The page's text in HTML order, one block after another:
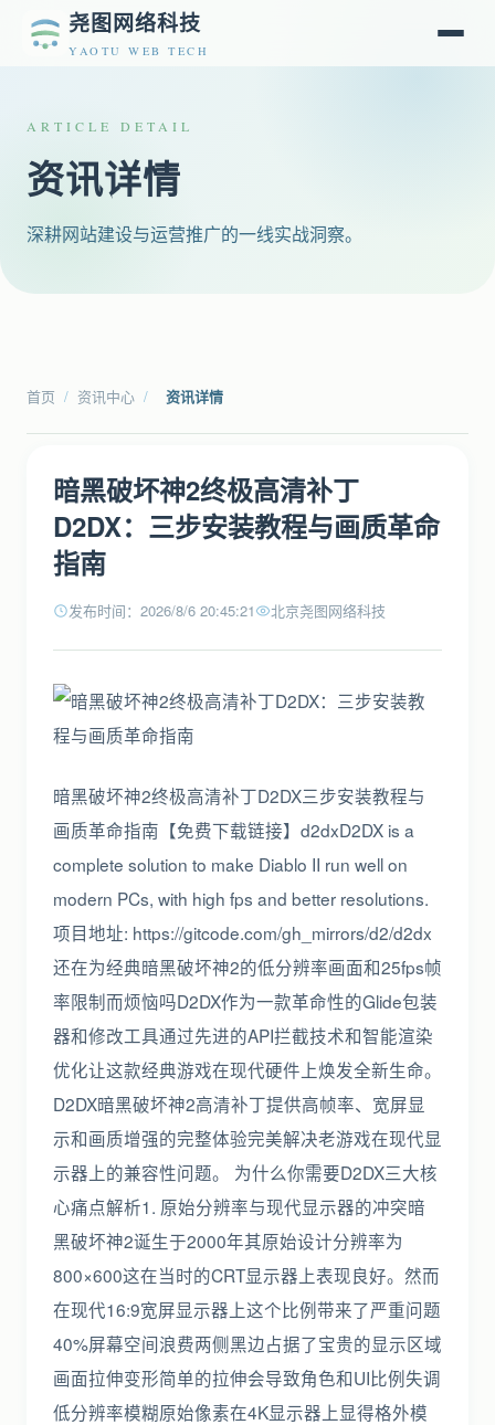
尧图网络科技
YAOTU WEB TECH
ARTICLE DETAIL
资讯详情
深耕网站建设与运营推广的一线实战洞察。
首页 / 资讯中心 / 资讯详情
暗黑破坏神2终极高清补丁
D2DX：三步安装教程与画质革命
指南
发布时间：2026/8/6 20:45:21 北京尧图网络科技
暗黑破坏神2终极高清补丁D2DX三步安装教程与
画质革命指南【免费下载链接】d2dxD2DX is a
complete solution to make Diablo II run well on
modern PCs, with high fps and better resolutions.
项目地址: https://gitcode.com/gh_mirrors/d2/d2dx
还在为经典暗黑破坏神2的低分辨率画面和25fps帧
率限制而烦恼吗D2DX作为一款革命性的Glide包装
器和修改工具通过先进的API拦截技术和智能渲染
优化让这款经典游戏在现代硬件上焕发全新生命。
D2DX暗黑破坏神2高清补丁提供高帧率、宽屏显
示和画质增强的完整体验完美解决老游戏在现代显
示器上的兼容性问题。 为什么你需要D2DX三大核
心痛点解析1. 原始分辨率与现代显示器的冲突暗
黑破坏神2诞生于2000年其原始设计分辨率为
800×600这在当时的CRT显示器上表现良好。然而
在现代16:9宽屏显示器上这个比例带来了严重问题
40%屏幕空间浪费两侧黑边占据了宝贵的显示区域
画面拉伸变形简单的拉伸会导致角色和UI比例失调
低分辨率模糊原始像素在4K显示器上显得格外模